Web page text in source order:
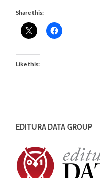
Share this:
Like this:
EDITURA DATA GROUP